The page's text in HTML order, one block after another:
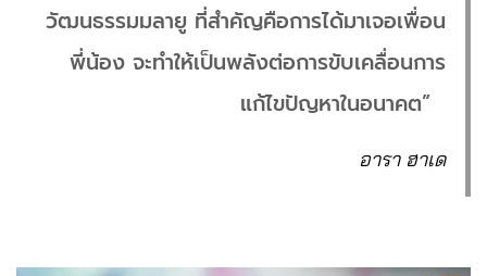
วัฒนธรรมมลายู ที่สำคัญคือการได้มาเจอเพื่อน
พี่น้อง จะทำให้เป็นพลังต่อการขับเคลื่อนการ
แก้ไขปัญหาในอนาคต”
อารา ฮาเด